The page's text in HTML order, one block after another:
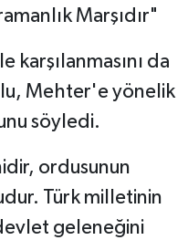
Marşıdır"
karşılanmasını da
Mehter'e yönelik
söyledi.
ordusunun
Türk milletinin
geleneğini